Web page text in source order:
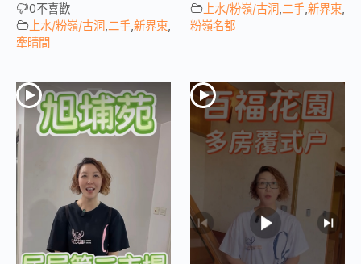
0不喜歡
上水/粉嶺/古洞 二手 新界東
牽晴間
上水/粉嶺/古洞 二手 新界東
粉嶺名都